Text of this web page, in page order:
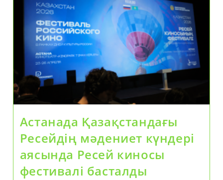
Аясында
Астанада
Өнерпаздарының
Гала-
Концерті
Астанада Қазақстандағы
Ресейдің мәдениет күндері
аясында Ресей киносы
фестивалі басталды